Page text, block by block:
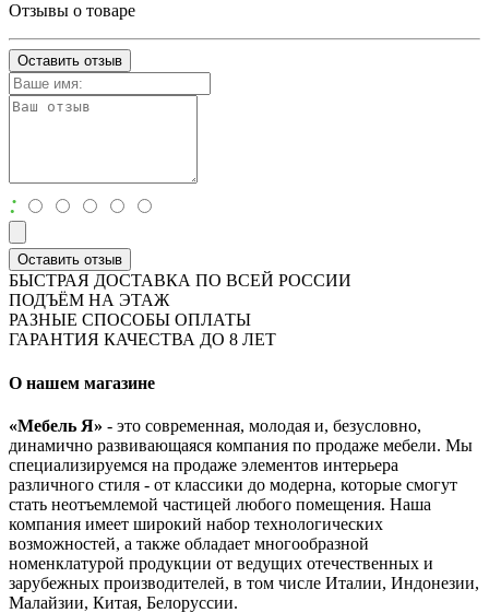
Отзывы о товаре
Оставить отзыв
:
Оставить отзыв
БЫСТРАЯ ДОСТАВКА ПО ВСЕЙ РОССИИ
ПОДЪЁМ НА ЭТАЖ
РАЗНЫЕ СПОСОБЫ ОПЛАТЫ
ГАРАНТИЯ КАЧЕСТВА ДО 8 ЛЕТ
О нашем магазине
«Мебель Я» - это современная, молодая и, безусловно,
динамично развивающаяся компания по продаже мебели. Мы
специализируемся на продаже элементов интерьера
различного стиля - от классики до модерна, которые смогут
стать неотъемлемой частицей любого помещения. Наша
компания имеет широкий набор технологических
возможностей, а также обладает многообразной
номенклатурой продукции от ведущих отечественных и
зарубежных производителей, в том числе Италии, Индонезии,
Малайзии, Китая, Белоруссии.